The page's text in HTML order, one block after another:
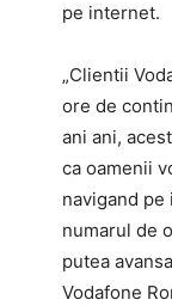
pe internet.
„Clientii
ore de
ani ani,
ca oamenii
navigand
numarul de
putea
Vodafone